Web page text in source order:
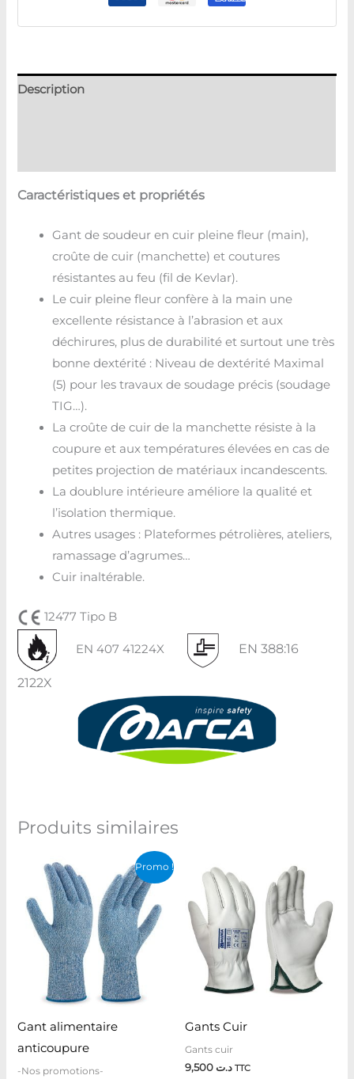
Description
Caractéristiques et propriétés
Gant de soudeur en cuir pleine fleur (main),
croûte de cuir (manchette) et coutures
résistantes au feu (fil de Kevlar).
Le cuir pleine fleur confère à la main une
excellente résistance à l’abrasion et aux
déchirures, plus de durabilité et surtout une très
bonne dextérité : Niveau de dextérité Maximal
(5) pour les travaux de soudage précis (soudage
TIG…).
La croûte de cuir de la manchette résiste à la
coupure et aux températures élevées en cas de
petites projection de matériaux incandescents.
La doublure intérieure améliore la qualité et
l’isolation thermique.
Autres usages : Plateformes pétrolières, ateliers,
ramassage d’agrumes…
Cuir inaltérable.
12477 Tipo B
EN 407 41224X EN 388:16
2122X
Produits similaires
Promo !
Gant alimentaire
anticoupure
-Nos promotions-
prix
initial
était :
د.ت 51,000.
prix
actuel
est :
Gants Cuir
Gants cuir
د.ت TTC